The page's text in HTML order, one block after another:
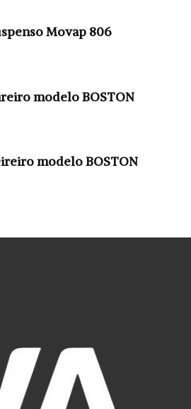
Movap 806
modelo BOSTON
modelo BOSTON